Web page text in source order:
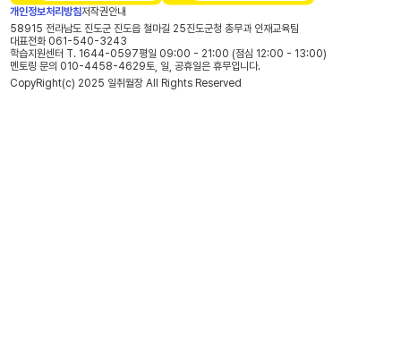
개인정보처리방침저작권안내
58915 전라남도 진도군 진도읍 철마길 25진도군청 총무과 인재교육팀
대표전화 061-540-3243
학습지원센터 T. 1644-0597평일 09:00 - 21:00 (점심 12:00 - 13:00)
멘토링 문의 010-4458-4629토, 일, 공휴일은 휴무입니다.
CopyRight(c) 2025 일취월장 All Rights Reserved